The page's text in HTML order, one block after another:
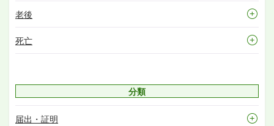
老後
死亡
分類
届出・証明